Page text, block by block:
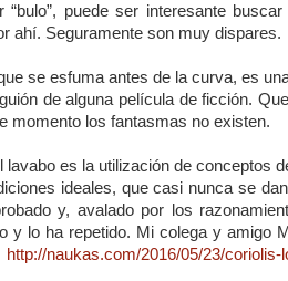
“bulo”, puede ser interesante
ahí. Seguramente son muy dispares.
se esfuma antes de la curva, es
de alguna película de ficción.
momento los fantasmas no existen.
lavabo es la utilización de conceptos
ideales, que casi nunca se
y, avalado por los
y lo ha repetido. Mi colega y amigo
http://naukas.com/2016/05/23/